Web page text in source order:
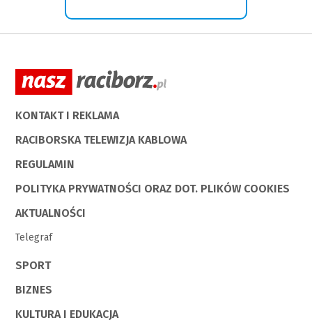
KONTAKT I REKLAMA
RACIBORSKA TELEWIZJA KABLOWA
REGULAMIN
POLITYKA PRYWATNOŚCI ORAZ DOT. PLIKÓW COOKIES
AKTUALNOŚCI
Telegraf
SPORT
BIZNES
KULTURA I EDUKACJA